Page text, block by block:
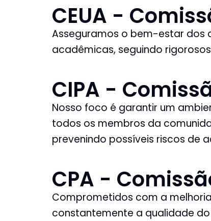
CEUA -
Asseguramos o bem-estar dos
acadêmicas, seguindo
CIPA -
Nosso foco é garantir um
todos os membros da
prevenindo possíveis riscos de
CPA -
Comprometidos com a
constantemente a qualidade